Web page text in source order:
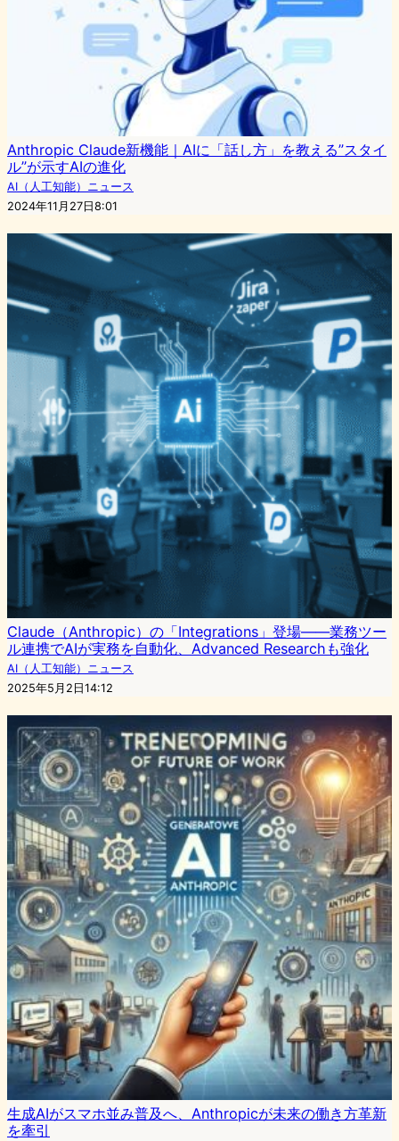
Anthropic Claude新機能｜AIに「話し方」を教える”スタイ
ル”が示すAIの進化
AI（人工知能）ニュース
2024年11月27日8:01
Claude（Anthropic）の「Integrations」登場――業務ツー
ル連携でAIが実務を自動化、Advanced Researchも強化
AI（人工知能）ニュース
2025年5月2日14:12
生成AIがスマホ並み普及へ、Anthropicが未来の働き方革新
を牽引